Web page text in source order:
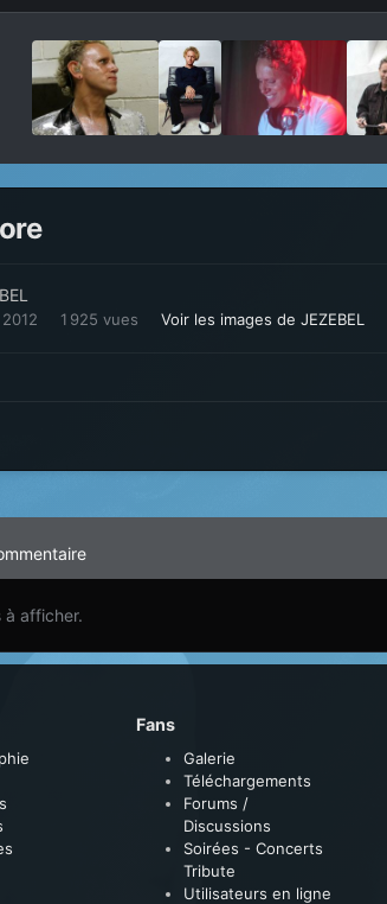
1 925 vues Voir les images de JEZEBEL
à afficher.
Fans
Galerie
Téléchargements
Forums /
Discussions
Soirées - Concerts
Tribute
Utilisateurs en ligne